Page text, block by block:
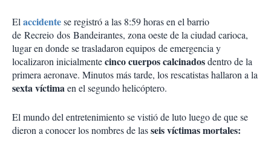
Elaccidentese registró a las 8:59 horas en el barrio
de Recreio dos Bandeirantes, zona oeste de la ciudad carioca,
lugar en donde se trasladaron equipos de emergencia y
localizaron inicialmentecinco cuerpos calcinadosdentro de la
primera aeronave. Minutos más tarde, los rescatistas hallaron a la
sexta víctimaen el segundo helicóptero.
El mundo del entretenimiento se vistió de luto luego de que se
dieron a conocer los nombres de lasseis víctimas mortales: